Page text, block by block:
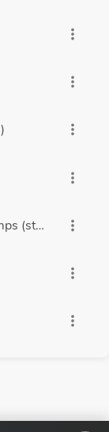
more_vert
more_vert
more_vert
more_vert
(studio more_vert
more_vert
more_vert